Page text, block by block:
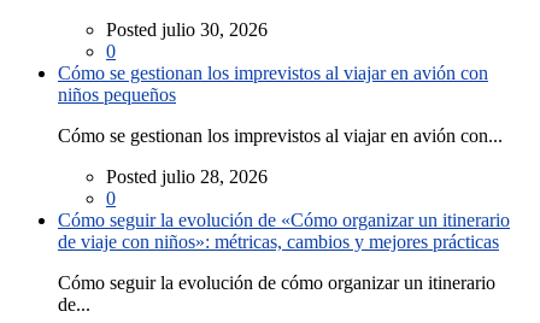
Posted julio 30, 2026
0
Cómo se gestionan los imprevistos al viajar en avión con
niños pequeños
Cómo se gestionan los imprevistos al viajar en avión con...
Posted julio 28, 2026
0
Cómo seguir la evolución de «Cómo organizar un itinerario
de viaje con niños»: métricas, cambios y mejores prácticas
Cómo seguir la evolución de cómo organizar un itinerario
de...